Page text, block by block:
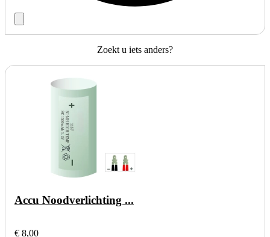
Zoekt u iets anders?
Accu Noodverlichting ...
€ 8,00